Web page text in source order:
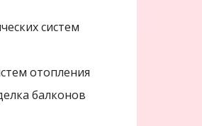
систем
отопления
балконов